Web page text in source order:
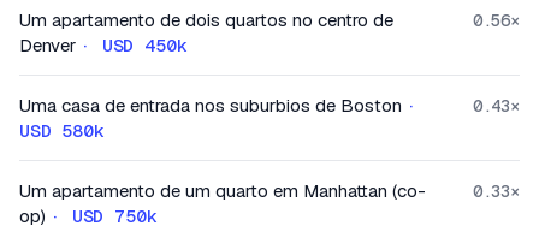
Um apartamento de dois quartos no centro de
Denver · USD 450k
0.56×
Uma casa de entrada nos suburbios de Boston ·
USD 580k
0.43×
Um apartamento de um quarto em Manhattan (co-
op) · USD 750k
0.33×